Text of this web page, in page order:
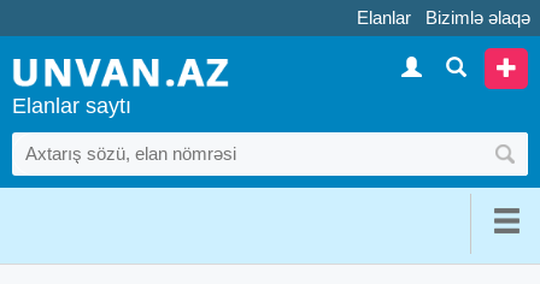
Elanlar Bizimlə əlaqə
Elanlar saytı